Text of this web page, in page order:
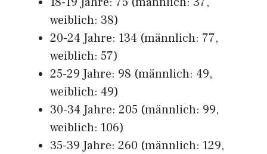
weiblich: 38)
20-24 Jahre: 134 (männlich: 77,
weiblich: 57)
25-29 Jahre: 98 (männlich: 49,
weiblich: 49)
30-34 Jahre: 205 (männlich: 99,
weiblich: 106)
35-39 Jahre: 260 (männlich: 129,